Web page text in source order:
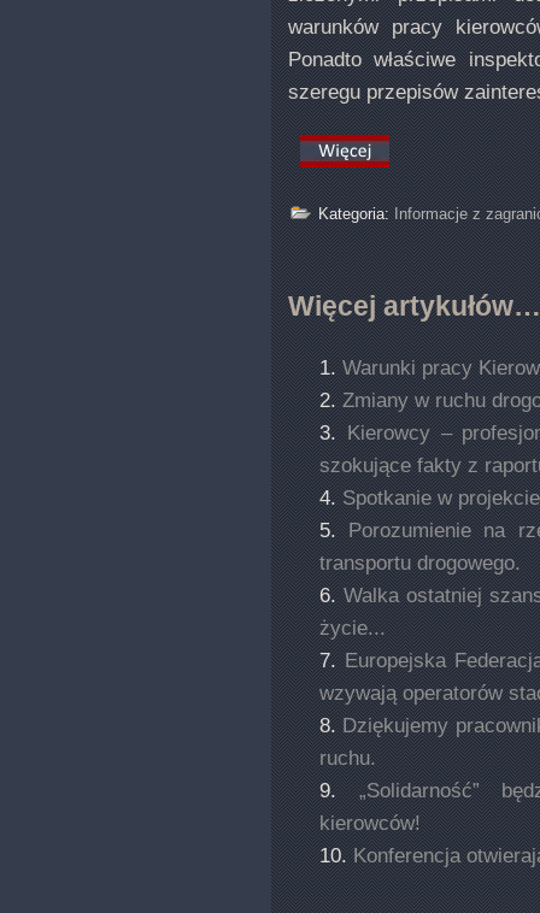
warunków pracy
Ponadto właściwe
szeregu przepisów
Kategoria:Informacje z
Więcej artykułów…
Warunki pracy
Zmiany w ruchu
Kierowcy –
szokujące fakty z
Spotkanie w
Porozumienie na
transportu drogowego.
Walka ostatniej
życie...
Europejska
wzywają operatorów
Dziękujemy
ruchu.
„Solidarność”
kierowców!
Konferencja